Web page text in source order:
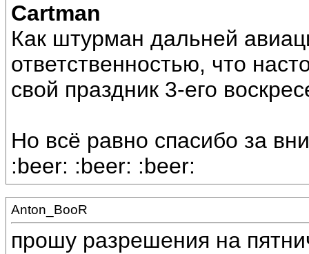
Cartman
Как штурман дальней
ответственностью, что
свой праздник 3-его
Но всё равно спасибо за
:beer: :beer: :beer:
Anton_BooR
прошу разрешения на